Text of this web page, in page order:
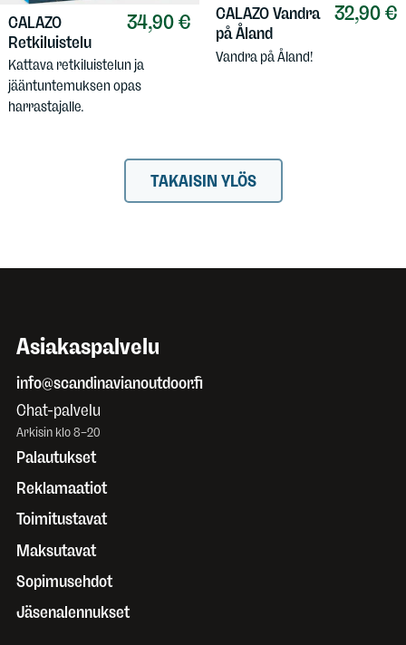
34,90 €
CALAZO
Retkiluistelu
Kattava retkiluistelun ja
jääntuntemuksen opas
harrastajalle.
32,90 €
CALAZOVandra
på Åland
Vandra på Åland!
TAKAISIN YLÖS
Asiakaspalvelu
info@scandinavianoutdoor.fi
Chat-palvelu
Arkisin klo 8–20
Palautukset
Reklamaatiot
Toimitustavat
Maksutavat
Sopimusehdot
Jäsenalennukset